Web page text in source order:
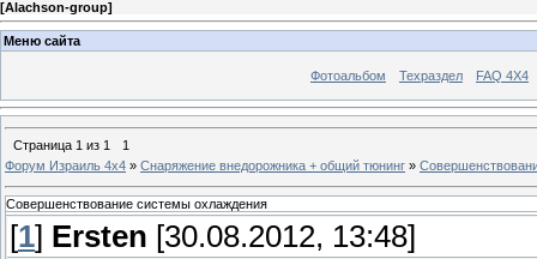
[Alachson-group]
Меню сайта
Фотоальбом Техраздел FAQ 4X4
Страница 1 из 1
1
Форум Израиль 4х4 » Снаряжение внедорожника + общий тюнинг »
Совершенствование системы охлаждения
[1] Ersten [30.08.2012, 13:48]